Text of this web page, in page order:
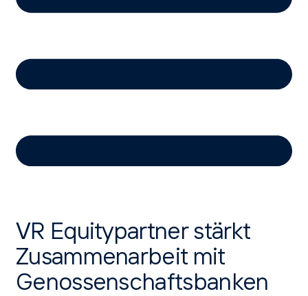
VR Equitypartner stärkt
Zusammenarbeit mit
Genossenschaftsbanken